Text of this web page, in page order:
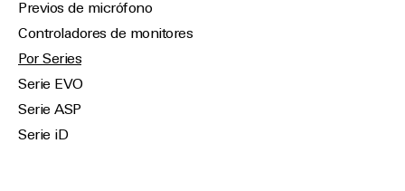
Previos de micrófono
Controladores de monitores
Por Series
Serie EVO
Serie ASP
Serie iD